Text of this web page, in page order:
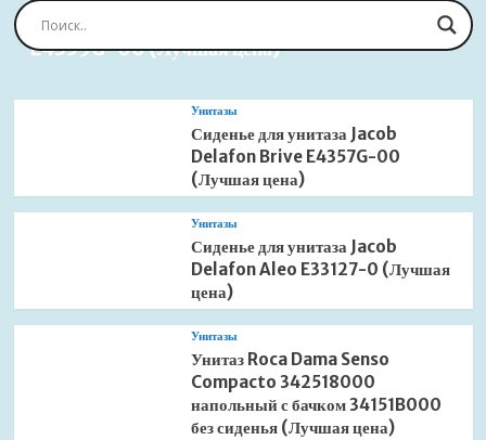
Сиденье для унитаза Jacob Delafon Brive
E4359G-00 (Лучшая цена)
Унитазы
Сиденье для унитаза Jacob
Delafon Brive E4357G-00
(Лучшая цена)
Унитазы
Сиденье для унитаза Jacob
Delafon Aleo E33127-0 (Лучшая
цена)
Унитазы
Унитаз Roca Dama Senso
Compacto 342518000
напольный с бачком 34151B000
без сиденья (Лучшая цена)